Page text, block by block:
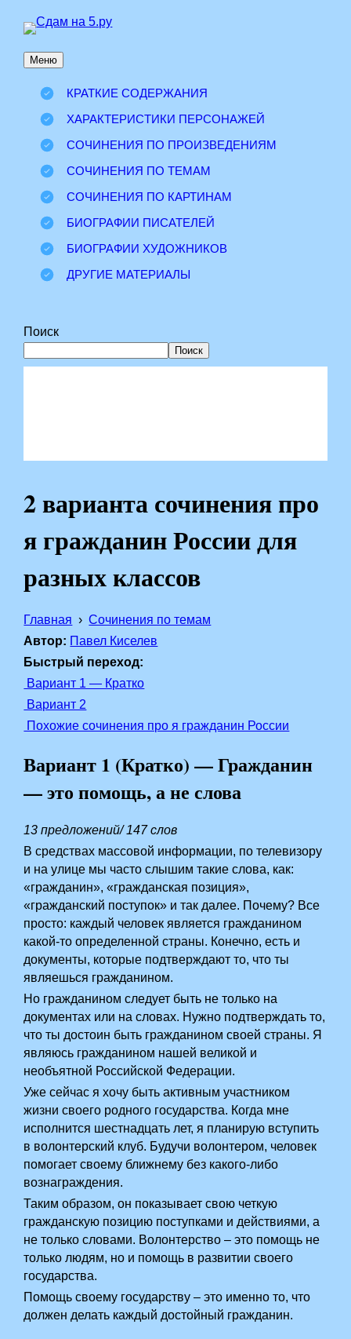
Перейти
содержимому
Меню
КРАТКИЕ СОДЕРЖАНИЯ
ХАРАКТЕРИСТИКИ ПЕРСОНАЖЕЙ
СОЧИНЕНИЯ ПО ПРОИЗВЕДЕНИЯМ
СОЧИНЕНИЯ ПО ТЕМАМ
СОЧИНЕНИЯ ПО КАРТИНАМ
БИОГРАФИИ ПИСАТЕЛЕЙ
БИОГРАФИИ ХУДОЖНИКОВ
ДРУГИЕ МАТЕРИАЛЫ
Поиск
Поиск
2 варианта сочинения про
я гражданин России для
разных классов
Главная
Сочинения по темам
Автор: Павел Киселев
Быстрый переход:
Вариант 1 — Кратко
Вариант 2
Похожие сочинения про я гражданин России
Вариант 1 (Кратко) — Гражданин
— это помощь, а не слова
13 предложений/ 147 слов
В средствах массовой информации, по телевизору
и на улице мы часто слышим такие слова, как:
«гражданин», «гражданская позиция»,
«гражданский поступок» и так далее. Почему? Все
просто: каждый человек является гражданином
какой-то определенной страны. Конечно, есть и
документы, которые подтверждают то, что ты
являешься гражданином.
Но гражданином следует быть не только на
документах или на словах. Нужно подтверждать то,
что ты достоин быть гражданином своей страны. Я
являюсь гражданином нашей великой и
необъятной Российской Федерации.
Уже сейчас я хочу быть активным участником
жизни своего родного государства. Когда мне
исполнится шестнадцать лет, я планирую вступить
в волонтерский клуб. Будучи волонтером, человек
помогает своему ближнему без какого-либо
вознаграждения.
Таким образом, он показывает свою четкую
гражданскую позицию поступками и действиями, а
не только словами. Волонтерство – это помощь не
только людям, но и помощь в развитии своего
государства.
Помощь своему государству – это именно то, что
должен делать каждый достойный гражданин.